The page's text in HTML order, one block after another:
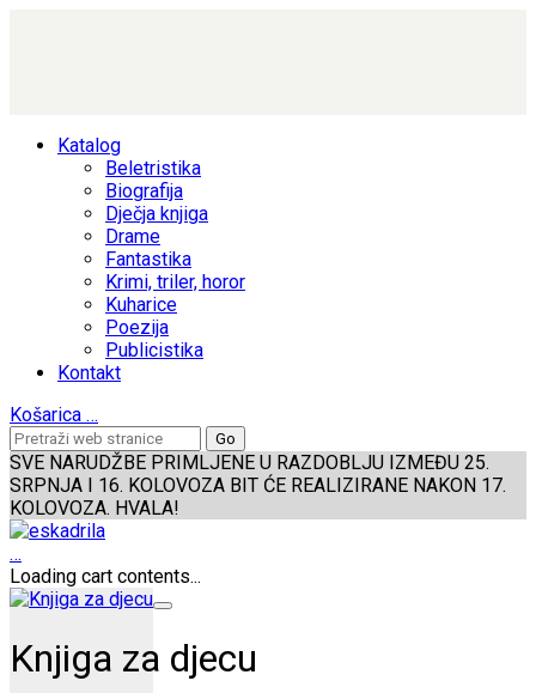
Katalog
Beletristika
Biografija
Dječja knjiga
Drame
Fantastika
Krimi, triler, horor
Kuharice
Poezija
Publicistika
Kontakt
Košarica …
SVE NARUDŽBE PRIMLJENE U RAZDOBLJU IZMEĐU 25.
SRPNJA I 16. KOLOVOZA BIT ĆE REALIZIRANE NAKON 17.
KOLOVOZA. HVALA!
…
Loading cart contents...
Knjiga za djecu